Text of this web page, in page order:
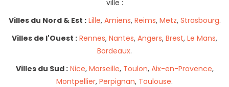
ville :
Villes du Nord & Est : Lille, Amiens, Reims, Metz, Strasbourg.
Villes de l'Ouest : Rennes, Nantes, Angers, Brest, Le Mans,
Bordeaux.
Villes du Sud : Nice, Marseille, Toulon, Aix-en-Provence,
Montpellier, Perpignan, Toulouse.